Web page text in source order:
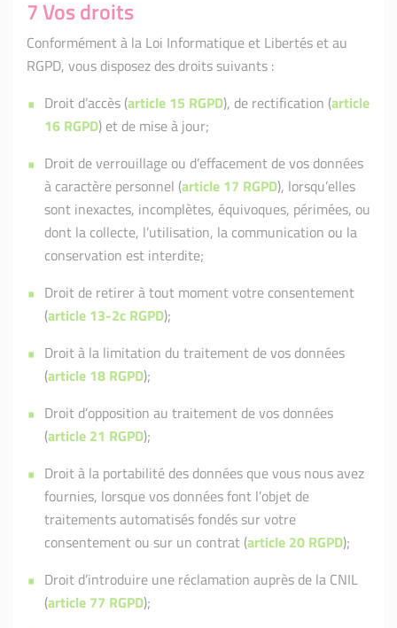
7 Vos droits
Conformément à la Loi Informatique et Libertés et au
RGPD, vous disposez des droits suivants :
Droit d’accès (article 15 RGPD), de rectification (article
16 RGPD) et de mise à jour;
Droit de verrouillage ou d’effacement de vos données
à caractère personnel (article 17 RGPD), lorsqu’elles
sont inexactes, incomplètes, équivoques, périmées, ou
dont la collecte, l’utilisation, la communication ou la
conservation est interdite;
Droit de retirer à tout moment votre consentement
(article 13-2c RGPD);
Droit à la limitation du traitement de vos données
(article 18 RGPD);
Droit d’opposition au traitement de vos données
(article 21 RGPD);
Droit à la portabilité des données que vous nous avez
fournies, lorsque vos données font l’objet de
traitements automatisés fondés sur votre
consentement ou sur un contrat (article 20 RGPD);
Droit d’introduire une réclamation auprès de la CNIL
(article 77 RGPD);